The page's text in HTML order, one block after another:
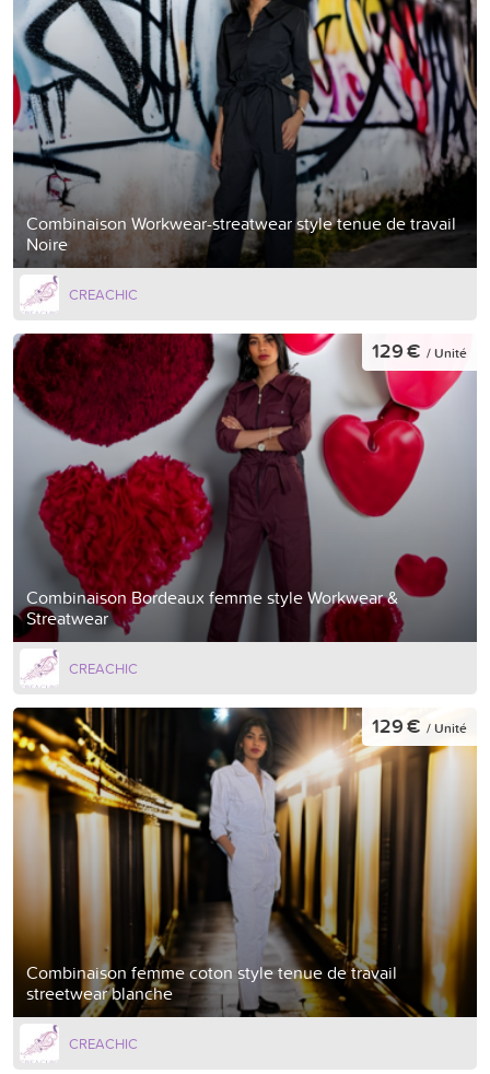
Combinaison Workwear-streatwear style tenue de travail
Noire
CREACHIC
Combinaison Bordeaux femme style Workwear &
Streatwear
129 € / Unité
CREACHIC
Combinaison femme coton style tenue de travail
streetwear blanche
129 € / Unité
CREACHIC